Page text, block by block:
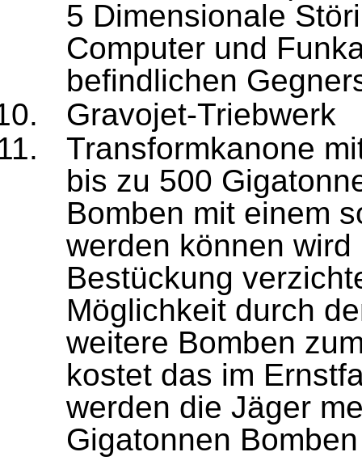
5 Dimensionale
Computer und
befindlichen
Gravojet-Triebwerk
Transformkanone
bis zu 500
Bomben mit einem
werden kön­nen
Bestückung
Möglichkeit durch
weitere Bomben
kostet das im
werden die Jäger
Gigatonnen